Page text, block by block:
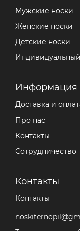
Мужские носки
Женские носки
Детские носки
Индивидуальный
Информация
Доставка и
Про нас
Контакты
Сотрудничество
Контакты
Контакты